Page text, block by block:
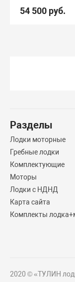
54 500 руб.
Разделы
Лодки моторные
Гребные лодки
Комплектующие
Моторы
Лодки с НДНД
Карта сайта
Комплекты
2020 © «ТУЛИН